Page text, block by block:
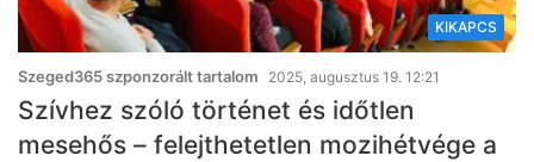
KIKAPCS
Szeged365 szponzorált tartalom 2025, augusztus 19. 12:21
Szívhez szóló történet és időtlen
mesehős – felejthetetlen mozihétvége a